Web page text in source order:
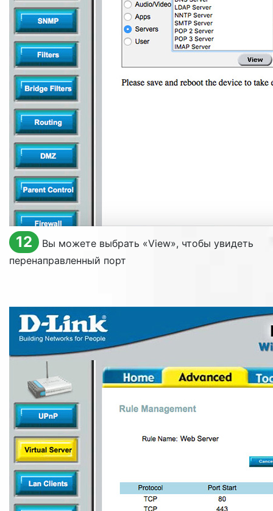
12 Вы можете выбрать «View», чтобы увидеть
перенаправленный порт